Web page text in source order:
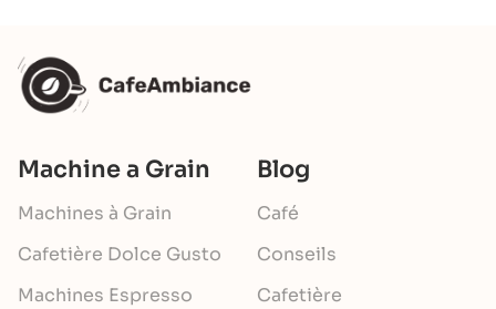
Machine a Grain
Machines à Grain
Cafetière Dolce Gusto
Machines Espresso
Blog
Café
Conseils
Cafetière